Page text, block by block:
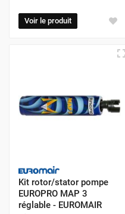
Voir le produit
Kit rotor/stator pompe
EUROPRO MAP 3
réglable - EUROMAIR